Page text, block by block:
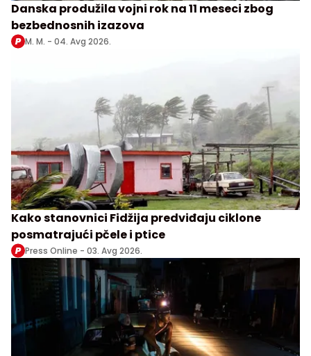
Danska produžila vojni rok na 11 meseci zbog
bezbednosnih izazova
M. M. - 04. Avg 2026.
Kako stanovnici Fidžija predviđaju ciklone
posmatrajući pčele i ptice
Press Online - 03. Avg 2026.